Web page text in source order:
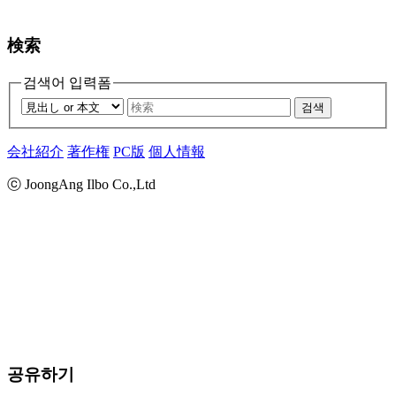
検索
검색어 입력폼
검색
会社紹介 著作権 PC版 個人情報
ⓒ JoongAng Ilbo Co.,Ltd
공유하기